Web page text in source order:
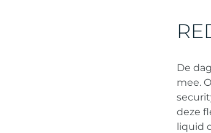
De
mee.
deze
liquid